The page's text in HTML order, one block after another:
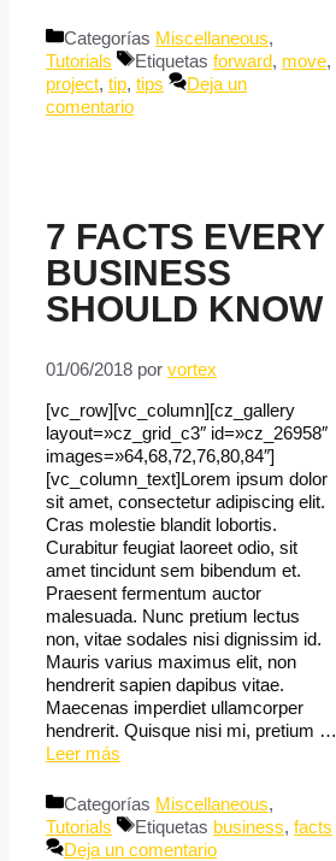
Categorías Miscellaneous,
Tutorials
Etiquetas forward, move,
project, tip, tips
Deja un
comentario
7 FACTS EVERY
BUSINESS
SHOULD KNOW
01/06/2018 por vortex
[vc_row][vc_column][cz_gallery
layout=»cz_grid_c3″ id=»cz_26958″
images=»64,68,72,76,80,84″]
[vc_column_text]Lorem ipsum dolor
sit amet, consectetur adipiscing elit.
Cras molestie blandit lobortis.
Curabitur feugiat laoreet odio, sit
amet tincidunt sem bibendum et.
Praesent fermentum auctor
malesuada. Nunc pretium lectus
non, vitae sodales nisi dignissim id.
Mauris varius maximus elit, non
hendrerit sapien dapibus vitae.
Maecenas imperdiet ullamcorper
hendrerit. Quisque nisi mi, pretium …
Leer más
Categorías Miscellaneous,
Tutorials
Etiquetas business, facts
Deja un comentario